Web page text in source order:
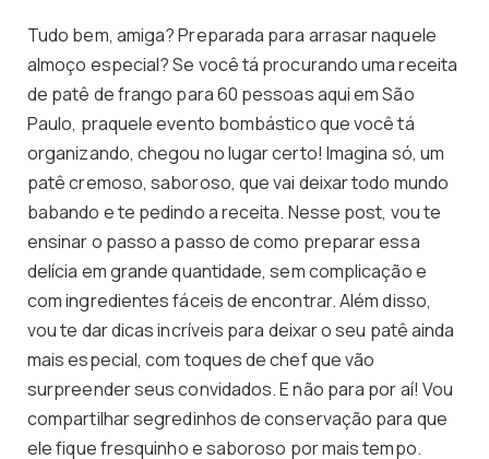
Tudo bem, amiga? Preparada para arrasar naquele
almoço especial? Se você tá procurando uma receita
de patê de frango para 60 pessoas aqui em São
Paulo, praquele evento bombástico que você tá
organizando, chegou no lugar certo! Imagina só, um
patê cremoso, saboroso, que vai deixar todo mundo
babando e te pedindo a receita. Nesse post, vou te
ensinar o passo a passo de como preparar essa
delícia em grande quantidade, sem complicação e
com ingredientes fáceis de encontrar. Além disso,
vou te dar dicas incríveis para deixar o seu patê ainda
mais especial, com toques de chef que vão
surpreender seus convidados. E não para por aí! Vou
compartilhar segredinhos de conservação para que
ele fique fresquinho e saboroso por mais tempo.